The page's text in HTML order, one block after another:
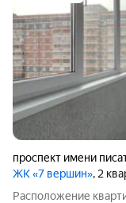
проспект имени
ЖК «7 вершин», 2
Расположение